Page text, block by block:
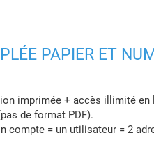
PAPIER ET
imprimée + accès illimité en
de format PDF).
compte = un utilisateur = 2